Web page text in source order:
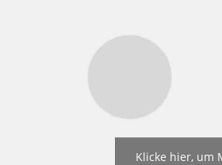
Klicke hier, um